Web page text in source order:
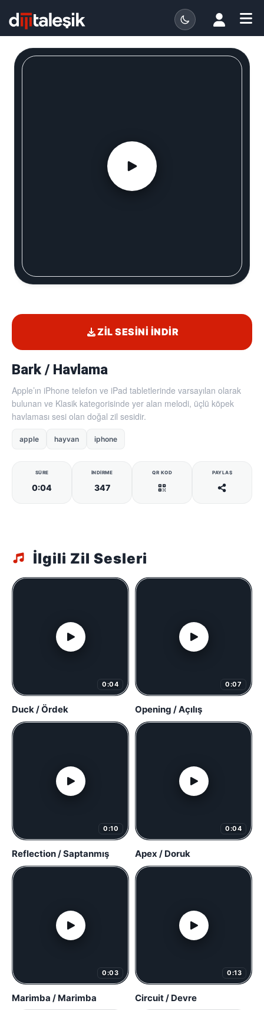
Bark / Havlama
Apple’ın iPhone telefon ve iPad tabletlerinde varsayılan olarak
bulunan ve Klasik kategorisinde yer alan melodi, üçlü köpek
havlaması sesi olan doğal zil sesidir.
apple hayvan iphone
SÜRE
0:04
İNDIRME
347
QR KOD PAYLAŞ
ZIL SESINI İNDIR
İlgili Zil Sesleri
0:04
Duck / Ördek
0:07
Opening / Açılış
0:10
Reflection / Saptanmış
0:04
Apex / Doruk
0:03
Marimba / Marimba
0:13
Circuit / Devre